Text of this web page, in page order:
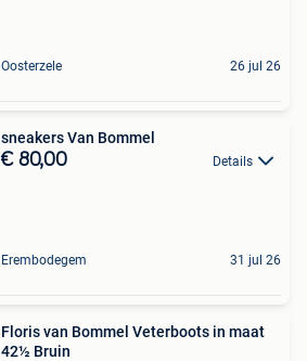
Oosterzele 26 jul 26
sneakers Van Bommel
€ 80,00 Details
Erembodegem 31 jul 26
Floris van Bommel Veterboots in maat
42½ Bruin